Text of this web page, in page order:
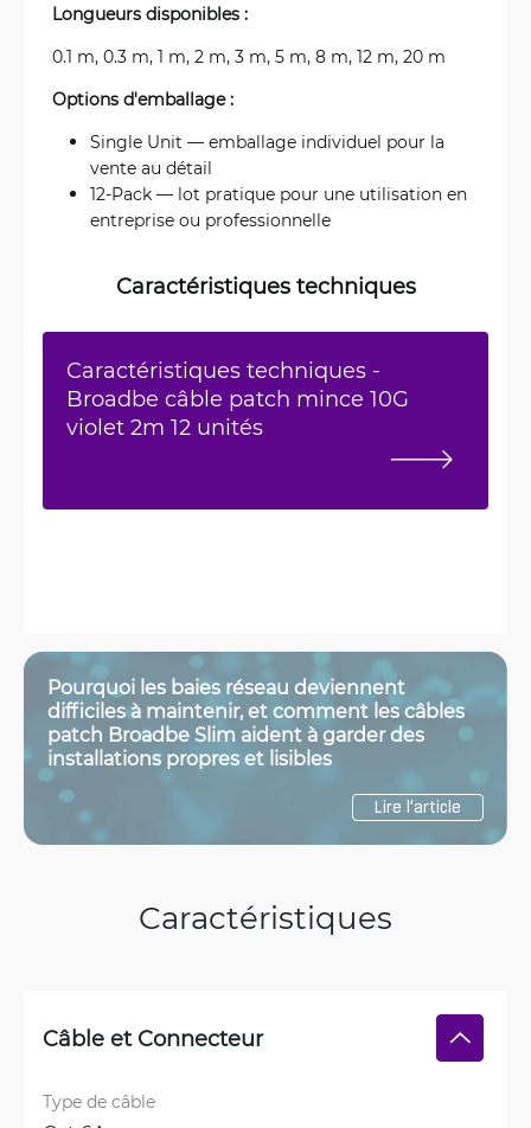
Longueurs disponibles :
0.1 m, 0.3 m, 1 m, 2 m, 3 m, 5 m, 8 m, 12 m, 20 m
Options d'emballage :
Single Unit — emballage individuel pour la
vente au détail
12-Pack — lot pratique pour une utilisation en
entreprise ou professionnelle
Caractéristiques techniques
Caractéristiques techniques -
Broadbe câble patch mince 10G
violet 2m 12 unités
Pourquoi les baies réseau deviennent
difficiles à maintenir, et comment les câbles
patch Broadbe Slim aident à garder des
installations propres et lisibles
Lire l’article
Caractéristiques
Câble et Connecteur
Type de câble